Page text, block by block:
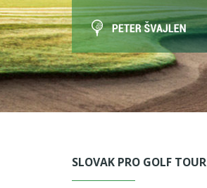
SLOVAK PRO GOLF TOUR